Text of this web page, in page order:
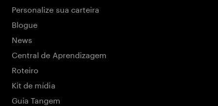
Personalize sua carteira
Blogue
News
Central de Aprendizagem
Roteiro
Kit de mídia
Guia Tangem